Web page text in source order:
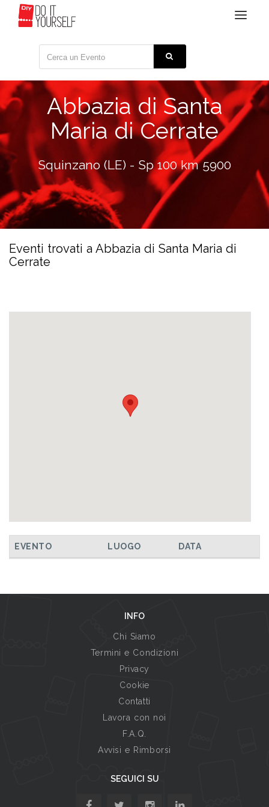
Toggle
Abbazia di Santa
Maria di Cerrate
Squinzano (LE) - Sp 100 km 5900
Eventi trovati a Abbazia di Santa Maria di
Cerrate
EVENTO LUOGO DATA
INFO
Chi Siamo
Termini e Condizioni
Privacy
Cookie
Contatti
Lavora con noi
F.A.Q.
Avvisi e Rimborsi
SEGUICI SU